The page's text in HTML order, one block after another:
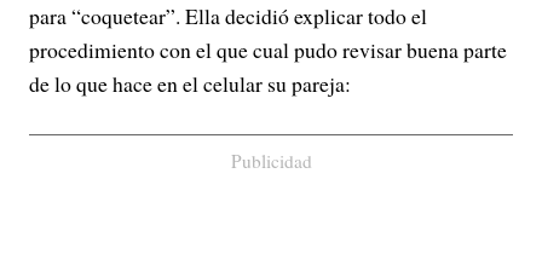
para “coquetear”. Ella decidió explicar todo el
procedimiento con el que cual pudo revisar buena parte
de lo que hace en el celular su pareja:
Publicidad